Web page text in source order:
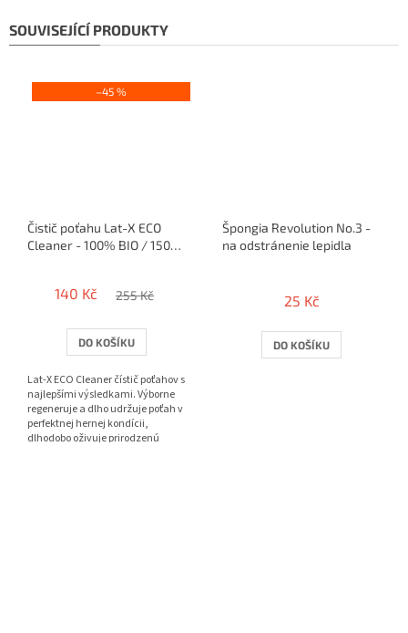
SOUVISEJÍCÍ PRODUKTY
–45 %
Čistič poťahu Lat-X ECO
Cleaner - 100% BIO / 150ml
140 Kč 255 Kč
DO KOŠÍKU
Lat-X ECO Cleaner čístič poťahov s
najlepšími výsledkami. Výborne
regeneruje a dlho udržuje poťah v
perfektnej hernej kondícii,
dlhodobo oživuje prirodzenú
Špongia Revolution No.3 -
na odstránenie lepidla
produktu
5,0
z
25 Kč
DO KOŠÍKU